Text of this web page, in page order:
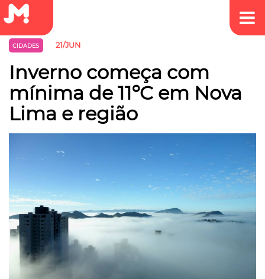
CIDADES 21/JUN
Inverno começa com
mínima de 11ºC em Nova
Lima e região